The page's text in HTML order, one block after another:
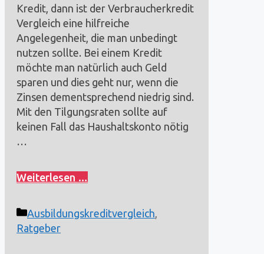
Kredit, dann ist der Verbraucherkredit
Vergleich eine hilfreiche
Angelegenheit, die man unbedingt
nutzen sollte. Bei einem Kredit
möchte man natürlich auch Geld
sparen und dies geht nur, wenn die
Zinsen dementsprechend niedrig sind.
Mit den Tilgungsraten sollte auf
keinen Fall das Haushaltskonto nötig
…
Weiterlesen …
Kategorien
Ausbildungskreditvergleich
Ratgeber